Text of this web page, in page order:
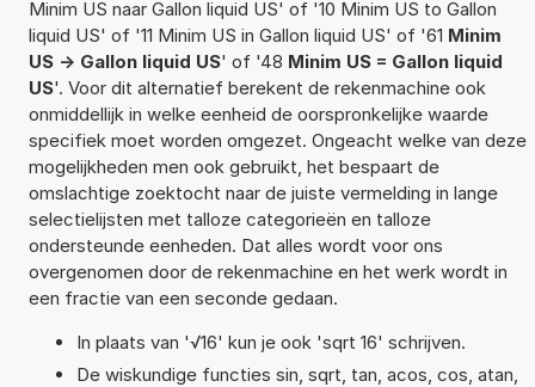
Minim US naar Gallon liquid US' of '10 Minim US to Gallon
liquid US' of '11 Minim US in Gallon liquid US' of '61 Minim
US -> Gallon liquid US' of '48 Minim US = Gallon liquid
US'. Voor dit alternatief berekent de rekenmachine ook
onmiddellijk in welke eenheid de oorspronkelijke waarde
specifiek moet worden omgezet. Ongeacht welke van deze
mogelijkheden men ook gebruikt, het bespaart de
omslachtige zoektocht naar de juiste vermelding in lange
selectielijsten met talloze categorieën en talloze
ondersteunde eenheden. Dat alles wordt voor ons
overgenomen door de rekenmachine en het werk wordt in
een fractie van een seconde gedaan.
In plaats van '√16' kun je ook 'sqrt 16' schrijven.
De wiskundige functies sin, sqrt, tan, acos, cos, atan,